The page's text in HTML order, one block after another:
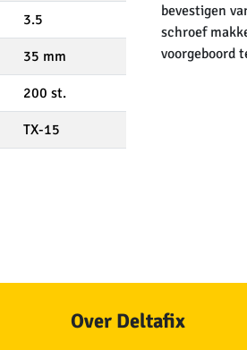
3.5
35 mm
200 st.
TX-15
bevestigen
schroef
voorgeboord
Over Deltafix